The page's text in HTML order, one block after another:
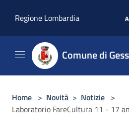
Regione Lombardia
Comune di
Home > Novità > Notizie >
Laboratorio FareCultura 11 - 17